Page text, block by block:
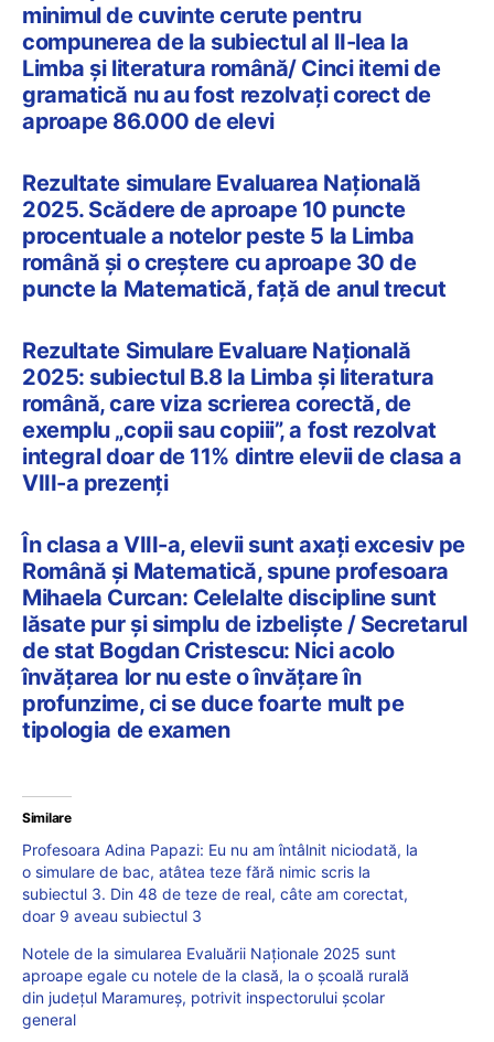
minimul de cuvinte cerute pentru
compunerea de la subiectul al II-lea la
Limba și literatura română/ Cinci itemi de
gramatică nu au fost rezolvați corect de
aproape 86.000 de elevi
Rezultate simulare Evaluarea Națională
2025. Scădere de aproape 10 puncte
procentuale a notelor peste 5 la Limba
română și o creștere cu aproape 30 de
puncte la Matematică, față de anul trecut
Rezultate Simulare Evaluare Națională
2025: subiectul B.8 la Limba și literatura
română, care viza scrierea corectă, de
exemplu „copii sau copiii”, a fost rezolvat
integral doar de 11% dintre elevii de clasa a
VIII-a prezenți
În clasa a VIII-a, elevii sunt axați excesiv pe
Română și Matematică, spune profesoara
Mihaela Curcan: Celelalte discipline sunt
lăsate pur și simplu de izbeliște / Secretarul
de stat Bogdan Cristescu: Nici acolo
învățarea lor nu este o învățare în
profunzime, ci se duce foarte mult pe
tipologia de examen
Similare
Profesoara Adina Papazi: Eu nu am întâlnit niciodată, la
o simulare de bac, atâtea teze fără nimic scris la
subiectul 3. Din 48 de teze de real, câte am corectat,
doar 9 aveau subiectul 3
Notele de la simularea Evaluării Naționale 2025 sunt
aproape egale cu notele de la clasă, la o școală rurală
din județul Maramureș, potrivit inspectorului școlar
general